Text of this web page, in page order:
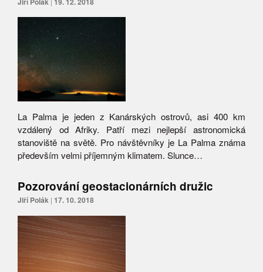
La Palma je jeden z Kanárských ostrovů, asi 400 km
vzdálený od Afriky. Patří mezi nejlepší astronomická
stanoviště na světě. Pro návštěvníky je La Palma známa
především velmi příjemným klimatem. Slunce…
Pozorování geostacionárních družic
Jiří Polák | 17. 10. 2018